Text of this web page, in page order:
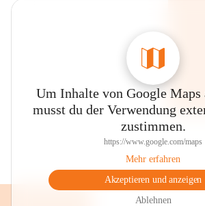
Um Inhalte von Google Maps
musst du der Verwendung
zustimmen.
https://www.google.com/maps
Mehr erfahren
Akzeptieren und anzeigen
Ablehnen